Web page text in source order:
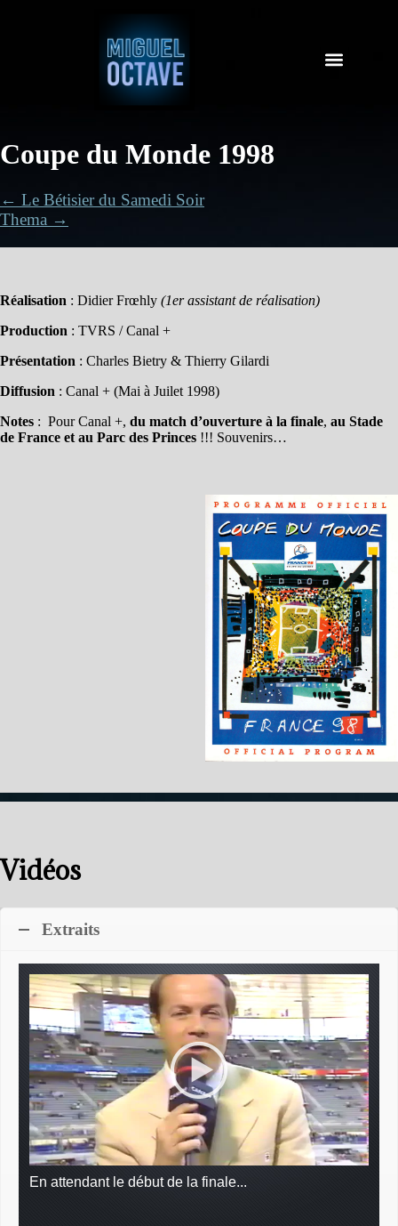
Coupe du Monde 1998
← Le Bétisier du Samedi Soir
Thema →
Réalisation : Didier Frœhly (1er assistant de réalisation)
Production : TVRS / Canal +
Présentation : Charles Bietry & Thierry Gilardi
Diffusion : Canal + (Mai à Juilet 1998)
Notes : Pour Canal +, du match d’ouverture à la finale, au Stade
de France et au Parc des Princes !!! Souvenirs…
Vidéos
Extraits
En attendant le début de la finale...